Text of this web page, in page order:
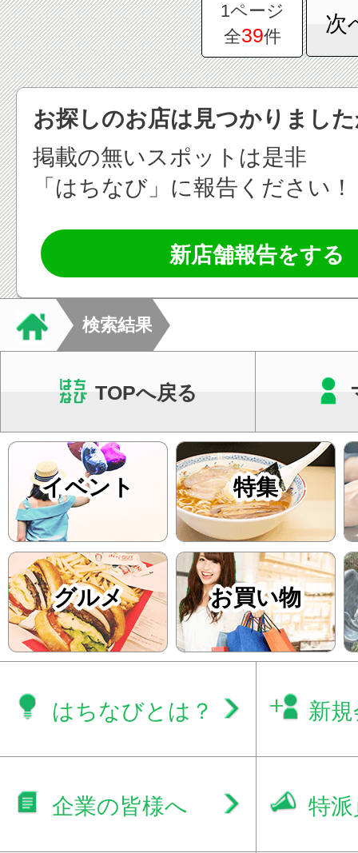
1ページ
全39件
次
お探しのお店は見つかりまし
掲載の無いスポットは是非
「はちなび」に報告ください！
新店舗報告をする
検索結果
TOPへ戻る
イベント 特集
グルメ お買い物
はちなびとは？ 新
企業の皆様へ 特